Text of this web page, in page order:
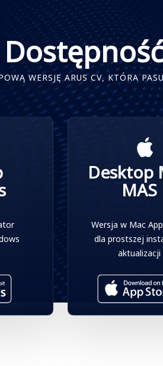
WERSJĘ ARUS CV, KTÓRA
Desktop
MAS
Wersja w Mac
dla prostszej
aktualizacji